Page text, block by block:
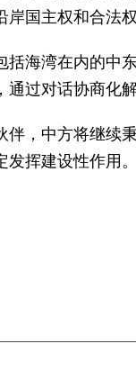
国主权和合法
括海湾在内的中
过对话协商化
伴，中方将继续
发挥建设性作用